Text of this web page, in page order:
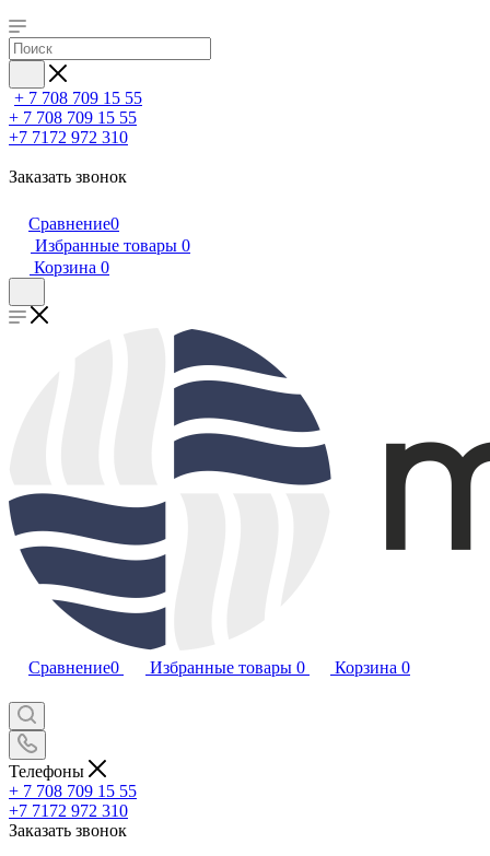
+ 7 708 709 15 55
+ 7 708 709 15 55
+7 7172 972 310
Заказать звонок
Сравнение0
Избранные товары 0
Корзина 0
Сравнение0 Избранные товары 0 Корзина 0
Телефоны
+ 7 708 709 15 55
+7 7172 972 310
Заказать звонок